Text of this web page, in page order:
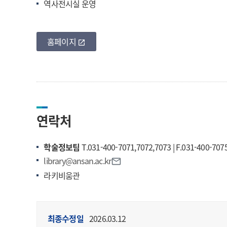
역사전시실 운영
홈페이지 바로가기
open_in_new
연락처
학술정보팀 T.031-400-7071,7072,7073 | F.031-400-
library@ansan.ac.krmail_outline
라키비움관
최종수정일 2026.03.12